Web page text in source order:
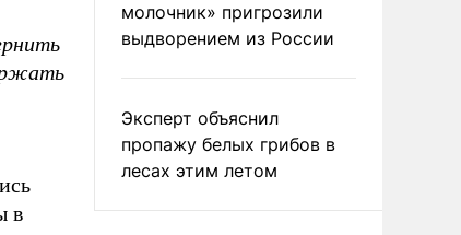
в
молочник» пригрозили
выдворением из России
Эксперт объяснил
пропажу белых грибов в
лесах этим летом